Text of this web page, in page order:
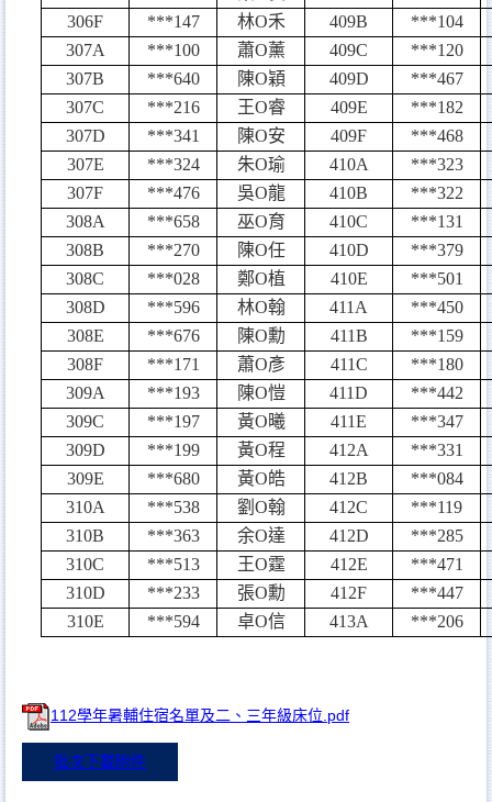
306F
***147 林O禾 409B
***104
307A
***100 蕭O薰 409C
***120
307B
***640 陳O穎 409D
***467
307C
***216 王O睿 409E
***182
307D
***341 陳O安 409F
***468
307E
***324 朱O瑜 410A
***323
307F
***476 吳O龍 410B
***322
308A
***658 巫O育 410C
***131
308B
***270 陳O任 410D
***379
308C
***028 鄭O植 410E
***501
308D
***596 林O翰 411A
***450
308E
***676 陳O勳 411B
***159
308F
***171 蕭O彥 411C
***180
309A
***193 陳O愷 411D
***442
309C
***197 黃O曦 411E
***347
309D
***199 黃O程 412A
***331
309E
***680 黃O皓 412B
***084
310A
***538 劉 O翰 412C
***119
310B
***363 余O達 412D
***285
310C
***513 王O霆 412E
***471
310D
***233 張O勳 412F
***447
310E
***594 卓O信 413A ***206
112學年暑輔住宿名單及二、三年級床位.pdf
批次下載附件